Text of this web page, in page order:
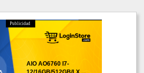
Publicidad
AIO AO6760 I7-